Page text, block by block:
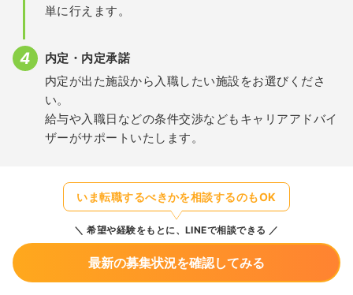
単に行えます。
内定・内定承諾
内定が出た施設から入職したい施設をお選びくださ
い。
給与や入職日などの条件交渉などもキャリアアドバイ
ザーがサポートいたします。
いま転職するべきかを相談するのもOK
希望や経験をもとに、LINEで相談できる
最新の募集状況を確認してみる